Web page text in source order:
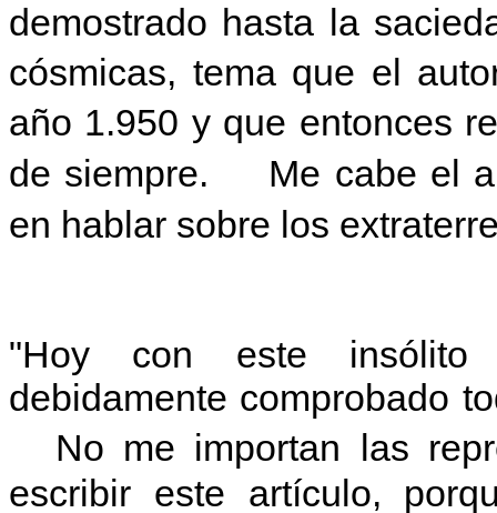
demostrado hasta la
cósmicas, tema que el
año 1.950 y que entonces
de siempre. Me cabe el
en hablar sobre los
"Hoy con este insólito
debidamente comprobado
No me importan las
escribir este artículo,